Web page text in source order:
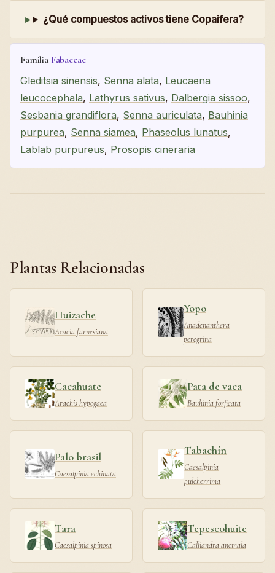
¿Qué compuestos activos tiene Copaifera?
Familia Fabaceae
Gleditsia sinensis, Senna alata, Leucaena
leucocephala, Lathyrus sativus, Dalbergia sissoo,
Sesbania grandiflora, Senna auriculata, Bauhinia
purpurea, Senna siamea, Phaseolus lunatus,
Lablab purpureus, Prosopis cineraria
Plantas Relacionadas
Huizache
Acacia farnesiana
Yopo
Anadenanthera
peregrina
Cacahuate
Arachis hypogaea
Pata de vaca
Bauhinia forficata
Palo brasil
Caesalpinia echinata
Tabachín
Caesalpinia
pulcherrima
Tara
Caesalpinia spinosa
Tepescohuite
Calliandra anomala